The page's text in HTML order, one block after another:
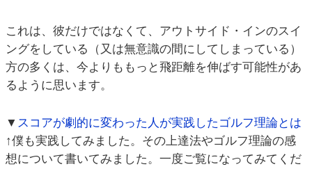
これは、彼だけではなくて、アウトサイド・インのスイ
ングをしている（又は無意識の間にしてしまっている）
方の多くは、今よりももっと飛距離を伸ばす可能性があ
るように思います。
▼ スコアが劇的に変わった人が実践したゴルフ理論とは
↑僕も実践してみました。その上達法やゴルフ理論の感
想について書いてみました。一度ご覧になってみてくだ